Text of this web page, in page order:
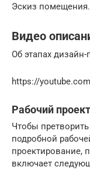
Эскиз
Видео
Об этапах
https://
Рабочий
Чтобы
подробной
проектирование,
включает